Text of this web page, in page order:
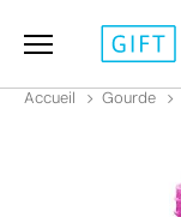
Accueil Gourde